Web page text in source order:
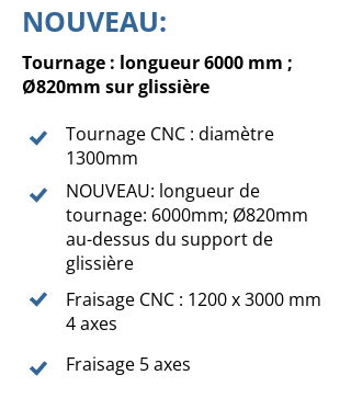
NOUVEAU:
Tournage : longueur 6000 mm ;
Ø820mm sur glissière
Tournage CNC : diamètre
1300mm
NOUVEAU: longueur de
tournage: 6000mm; Ø820mm
au-dessus du support de
glissière
Fraisage CNC : 1200 x 3000 mm
4 axes
Fraisage 5 axes